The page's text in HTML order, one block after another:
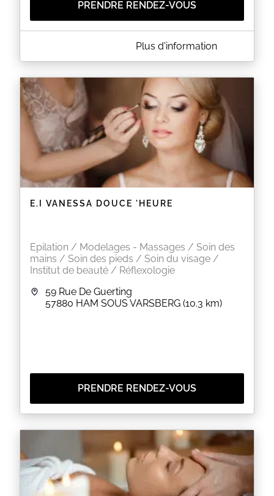
PRENDRE RENDEZ-VOUS
A PROPOS DE LE COCON D ERINE
Institut de beauté et de soins haute technologie
Pigmentation esthétique et réparatrice
Elimination définitive des poils
Soins du visage et du corps haute technologie
Soins esthétiques
Bar à sourcils, bar à regard , bar à ongles, tanning
Certaines prestations ne sont pas réservables en
ligne uniquement par téléphone ou sur place.
EN SAVOIR PLUS
Plus d'information
E.I VANESSA DOUCE 'HEURE
Epilation / Modelages - Massages / Soin des
mains / Soin des pieds / Soin du visage /
Institut de beauté / Réflexologie
59 Rue De Guerting
57880 HAM SOUS VARSBERG (10.3 km)
PRENDRE RENDEZ-VOUS